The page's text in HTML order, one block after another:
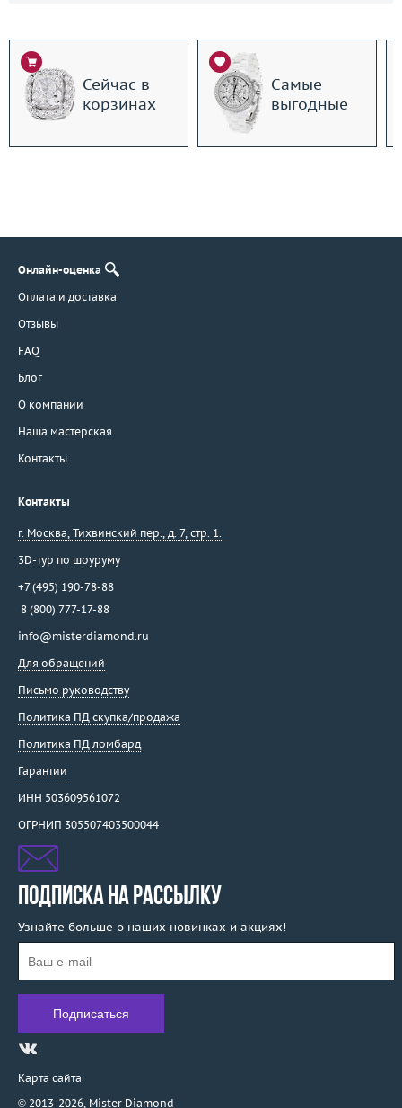
Сейчас в
корзинах
Самые
выгодные
Онлайн-оценка
Оплата и доставка
Отзывы
FAQ
Блог
О компании
Наша мастерская
Контакты
Контакты
г. Москва, Тихвинский пер., д. 7, стр. 1.
3D-тур по шоуруму
+7 (495) 190-78-88
8 (800) 777-17-88
info@misterdiamond.ru
Для обращений
Письмо руководству
Политика ПД скупка/продажа
Политика ПД ломбард
Гарантии
ИНН 503609561072
ОГРНИП 305507403500044
ПОДПИСКА НА РАССЫЛКУ
Узнайте больше о наших новинках и акциях!
Карта сайта
© 2013-2026, Mister Diamond